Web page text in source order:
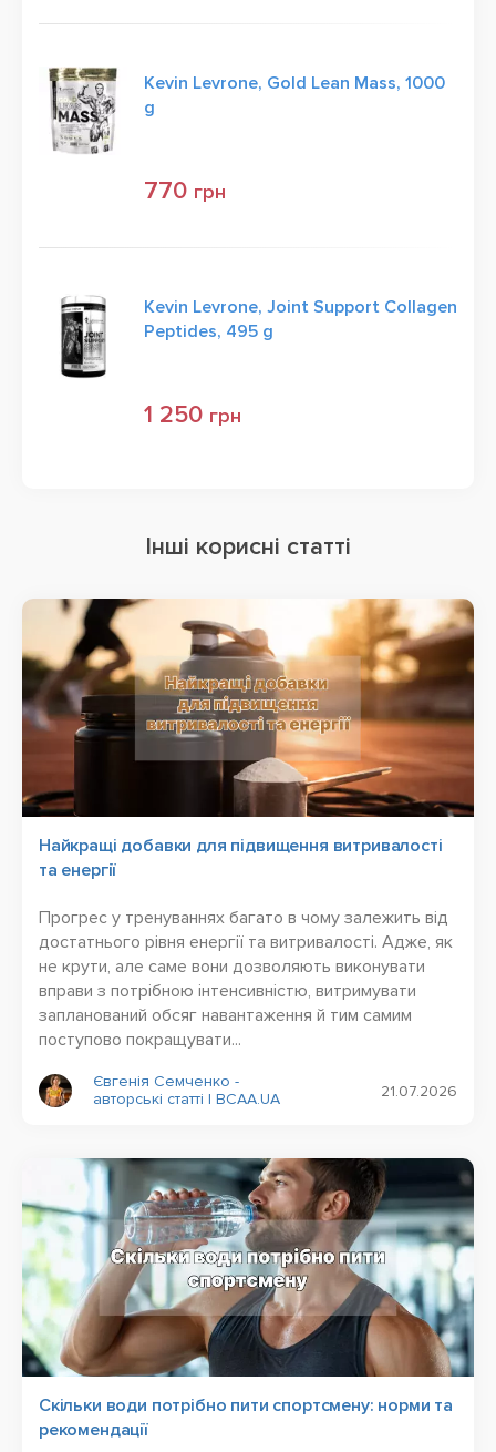
Kevin Levrone, Gold Lean Mass, 1000
g
770 грн
Kevin Levrone, Joint Support Collagen
Peptides, 495 g
1 250 грн
Інші корисні статті
Найкращі добавки для підвищення витривалості
та енергії
Прогрес у тренуваннях багато в чому залежить від
достатнього рівня енергії та витривалості. Адже, як
не крути, але саме вони дозволяють виконувати
вправи з потрібною інтенсивністю, витримувати
запланований обсяг навантаження й тим самим
поступово покращувати...
Євгенія Семченко -
авторські статті | BCAA.UA
21.07.2026
Скільки води потрібно пити спортсмену: норми та
рекомендації